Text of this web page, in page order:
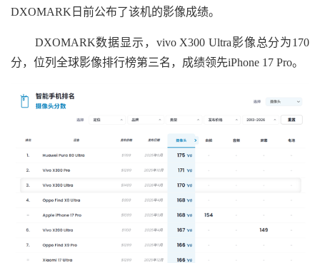
DXOMARK日前公布了该机的影像成绩。
DXOMARK数据显示，vivo X300 Ultra影像总分为170
分，位列全球影像排行榜第三名，成绩领先iPhone 17 Pro。